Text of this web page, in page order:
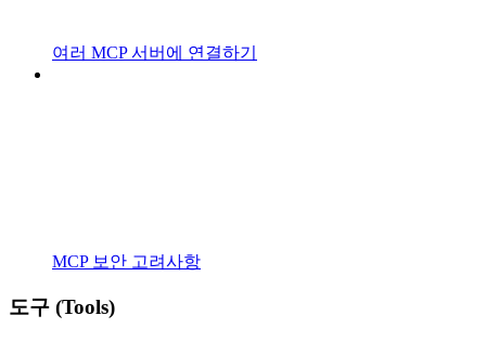
여러 MCP 서버에 연결하기
MCP 보안 고려사항
도구 (Tools)